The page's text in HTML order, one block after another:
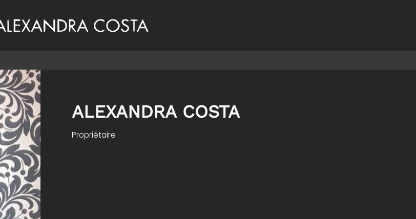
ALEXANDRA COSTA
Propriétaire